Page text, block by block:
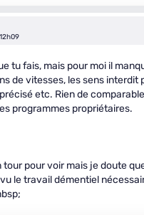
tu fais, mais pour moi il
de vitesses, les sens interdit
etc. Rien de
programmes propriétaires.
pour voir mais je doute
le travail démentiel